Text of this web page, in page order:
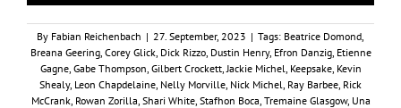
By Fabian Reichenbach | 27. September, 2023 | Tags: Beatrice Domond
Breana Geering, Corey Glick, Dick Rizzo, Dustin Henry, Efron Danzig, Etienne
Gagne, Gabe Thompson Gilbert Crockett, Jackie Michel Keepsake, Kevin
Shealy, Leon Chapdelaine Nelly Morville Nick Michel Ray Barbee Rick
McCrank, Rowan Zorilla Shari White, Stafhon Boca Tremaine Glasgow, Una